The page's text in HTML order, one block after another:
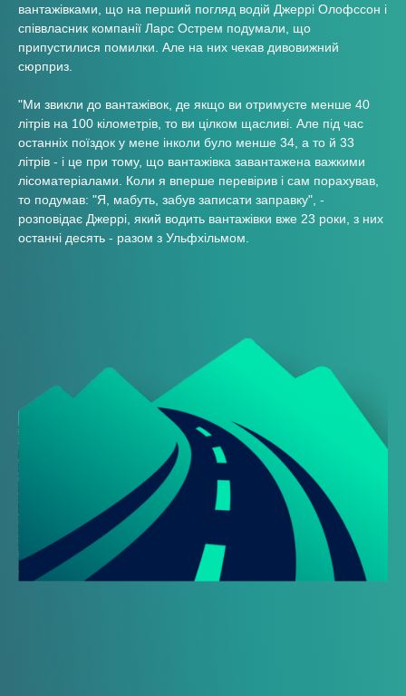
вантажівками, що на перший погляд водій Джеррі Олофссон і
співвласник компанії Ларс Острем подумали, що
припустилися помилки. Але на них чекав дивовижний
сюрприз.
"Ми звикли до вантажівок, де якщо ви отримуєте менше 40
літрів на 100 кілометрів, то ви цілком щасливі. Але під час
останніх поїздок у мене інколи було менше 34, а то й 33
літрів - і це при тому, що вантажівка завантажена важкими
лісоматеріалами. Коли я вперше перевірив і сам порахував,
то подумав: "Я, мабуть, забув записати заправку", -
розповідає Джеррі, який водить вантажівки вже 23 роки, з них
останні десять - разом з Ульфхільмом.